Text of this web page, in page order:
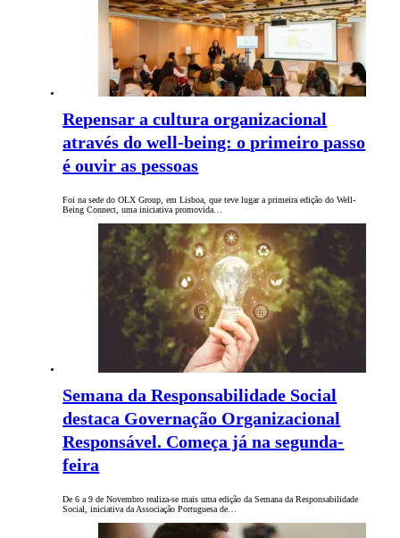
Repensar a cultura organizacional
através do well-being: o primeiro passo
é ouvir as pessoas
Foi na sede do OLX Group, em Lisboa, que teve lugar a primeira edição do Well-
Being Connect, uma iniciativa promovida…
Semana da Responsabilidade Social
destaca Governação Organizacional
Responsável. Começa já na segunda-
feira
De 6 a 9 de Novembro realiza-se mais uma edição da Semana da Responsabilidade
Social, iniciativa da Associação Portuguesa de…